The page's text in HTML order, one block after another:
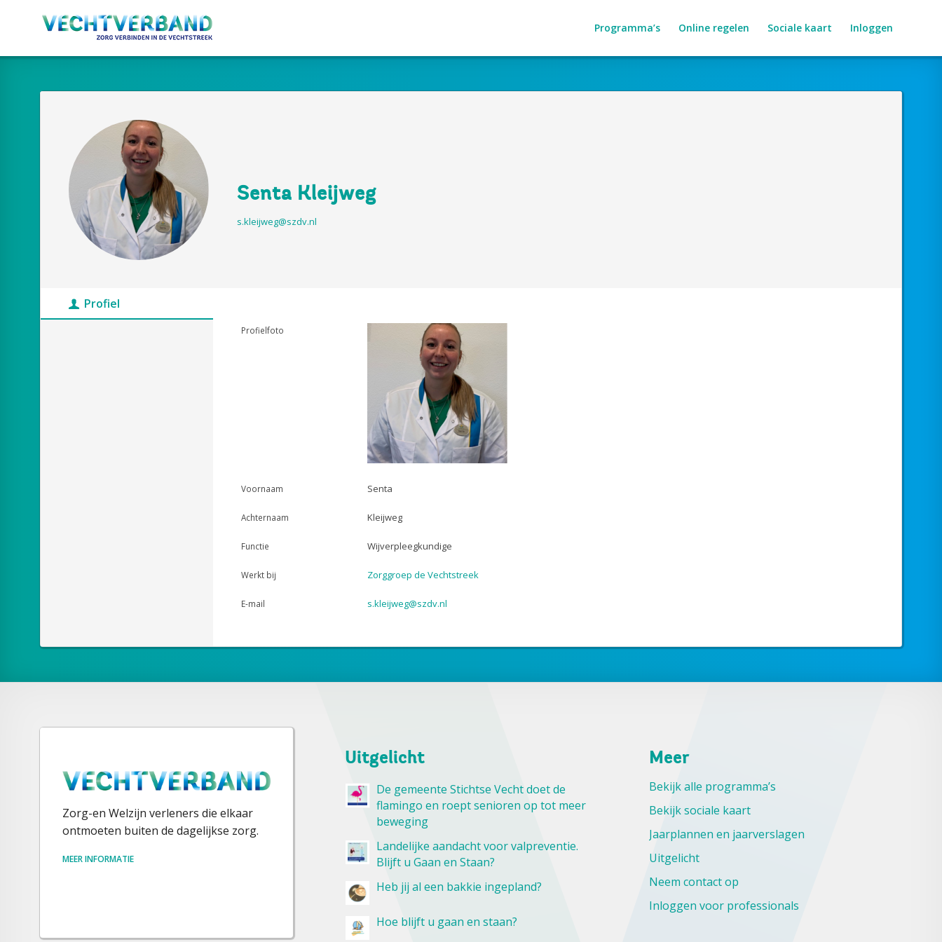
Programma’s Online regelen Sociale kaart Inloggen
Senta Kleijweg
s.kleijweg@szdv.nl
Profiel
Profielfoto
Voornaam Senta
Achternaam Kleijweg
Functie Wijverpleegkundige
Werkt bij Zorggroep de Vechtstreek
E-mail s.kleijweg@szdv.nl
Zorg-en Welzijn verleners die elkaar
ontmoeten buiten de dagelijkse zorg.
MEER INFORMATIE
Uitgelicht
De gemeente Stichtse Vecht doet de
flamingo en roept senioren op tot meer
beweging
Landelijke aandacht voor valpreventie.
Blijft u Gaan en Staan?
Heb jij al een bakkie ingepland?
Hoe blijft u gaan en staan?
Meer
Bekijk alle programma’s
Bekijk sociale kaart
Jaarplannen en jaarverslagen
Uitgelicht
Neem contact op
Inloggen voor professionals